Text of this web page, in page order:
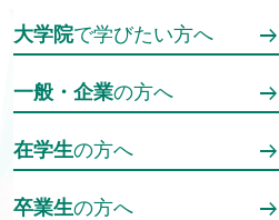
大学院で学びたい方へ
一般・企業の方へ
在学生の方へ
卒業生の方へ
ホーム 研究活動